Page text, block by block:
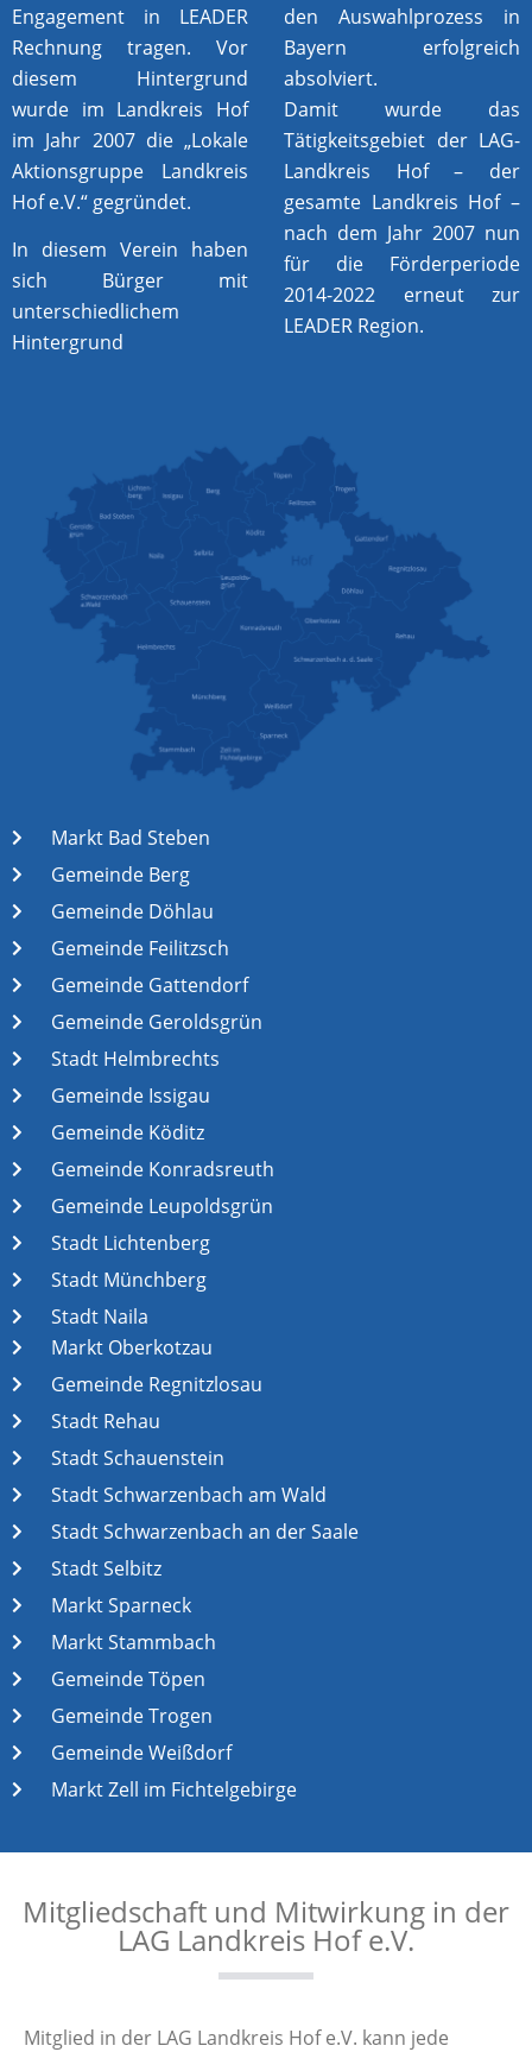
Engagement in LEADER
Rechnung tragen. Vor
diesem Hintergrund
wurde im Landkreis Hof
im Jahr 2007 die „Lokale
Aktionsgruppe Landkreis
Hof e.V.“ gegründet.
In diesem Verein haben
sich Bürger mit
unterschiedlichem
Hintergrund
den Auswahlprozess in
Bayern erfolgreich
absolviert.
Damit wurde das
Tätigkeitsgebiet der LAG-
Landkreis Hof – der
gesamte Landkreis Hof –
nach dem Jahr 2007 nun
für die Förderperiode
2014-2022 erneut zur
LEADER Region.
Markt Bad Steben
Gemeinde Berg
Gemeinde Döhlau
Gemeinde Feilitzsch
Gemeinde Gattendorf
Gemeinde Geroldsgrün
Stadt Helmbrechts
Gemeinde Issigau
Gemeinde Köditz
Gemeinde Konradsreuth
Gemeinde Leupoldsgrün
Stadt Lichtenberg
Stadt Münchberg
Stadt Naila
Markt Oberkotzau
Gemeinde Regnitzlosau
Stadt Rehau
Stadt Schauenstein
Stadt Schwarzenbach am Wald
Stadt Schwarzenbach an der Saale
Stadt Selbitz
Markt Sparneck
Markt Stammbach
Gemeinde Töpen
Gemeinde Trogen
Gemeinde Weißdorf
Markt Zell im Fichtelgebirge
Mitgliedschaft und Mitwirkung in der
LAG Landkreis Hof e.V.
Mitglied in der LAG Landkreis Hof e.V. kann jede